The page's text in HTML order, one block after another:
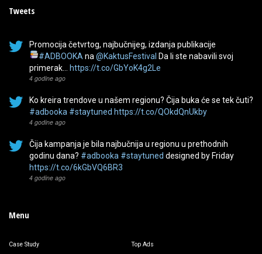
Tweets
Promocija četvrtog, najbučnijeg, izdanja publikacije
#ADBOOKA na @KaktusFestival Da li ste nabavili svoj
primerak…
https://t.co/GbYoK4g2Le
4 godine ago
Ko kreira trendove u našem regionu? Čija buka će se tek čuti?
#adbooka #staytuned https://t.co/QOkdQnUkby
4 godine ago
Čija kampanja je bila najbučnija u regionu u prethodnih
godinu dana? #adbooka #staytuned designed by Friday
https://t.co/6kGbVQ6BR3
4 godine ago
Menu
Case Study Top Ads